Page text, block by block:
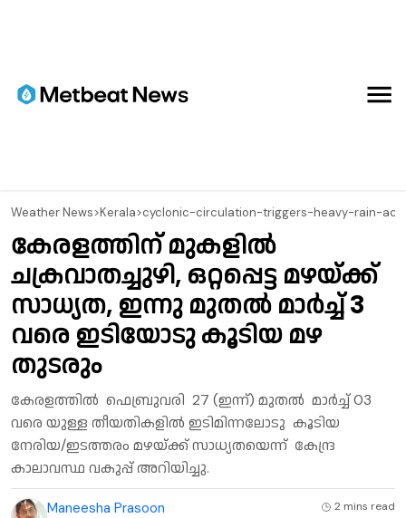
⁠Weather News>Kerala>cyclonic-circulation-triggers-heavy-rain-
കേരളത്തിന് മുകളിൽ
ചക്രവാതച്ചുഴി, ഒറ്റപ്പെട്ട മഴയ്ക്ക്
സാധ്യത, ഇന്നു മുതൽ മാർച്ച് 3
വരെ ഇടിയോടു കൂടിയ മഴ
തുടരും
കേരളത്തിൽ ഫെബ്രുവരി 27 (ഇന്ന്) മുതൽ മാർച്ച് 03
വരെ യുള്ള തീയതികളിൽ ഇടിമിന്നലോടു കൂടിയ
നേരിയ/ഇടത്തരം മഴയ്ക്ക് സാധ്യതയെന്ന് കേന്ദ്ര
കാലാവസ്ഥ വകുപ്പ് അറിയിച്ചു.
Maneesha Prasoon 2 mins read